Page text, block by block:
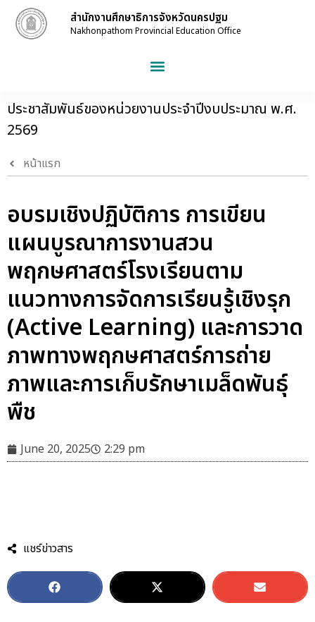
สำนักงานศึกษาธิการจังหวัดนครปฐม
Nakhonpathom Provincial Education Office
ประชาสัมพันธ์ของหน่วยงานประจำปีงบประมาณ พ.ศ.
2569
หน้าแรก
อบรมเชิงปฏิบัติการ การเขียน
แผนบูรณาการงานสวน
พฤกษศาสตร์โรงเรียนตาม
แนวทางการจัดการเรียนรู้เชิงรุก
(Active Learning) และการวาด
ภาพทางพฤกษศาสตร์การถ่าย
ภาพและการเก็บรักษาเมล็ดพันธ์ุ
พืช
June 20, 2025 2:29 pm
แชร์ข่าวสาร